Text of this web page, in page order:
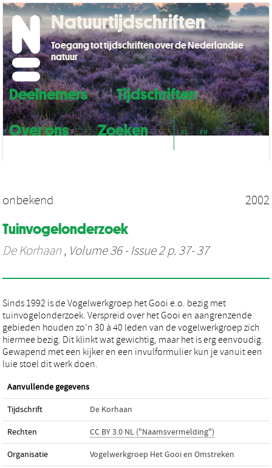
Deelnemers
Tijdschriften
Over ons
Zoeken NL EN
Natuurtijdschriften
Toegang tot tijdschriften over de Nederlandse
natuur
onbekend 2002
Tuinvogelonderzoek
De Korhaan , Volume 36 - Issue 2 p. 37- 37
Sinds 1992 is de Vogelwerkgroep het Gooi e.o. bezig met
tuinvogelonderzoek. Verspreid over het Gooi en aangrenzende
gebieden houden zo’n 30 à 40 leden van de vogelwerkgroep zich
hiermee bezig. Dit klinkt wat gewichtig, maar het is erg eenvoudig.
Gewapend met een kijker en een invulformulier kun je vanuit een
luie stoel dit werk doen.
Aanvullende gegevens
Tijdschrift De Korhaan
Rechten CC BY 3.0 NL ("Naamsvermelding")
Organisatie Vogelwerkgroep Het Gooi en Omstreken